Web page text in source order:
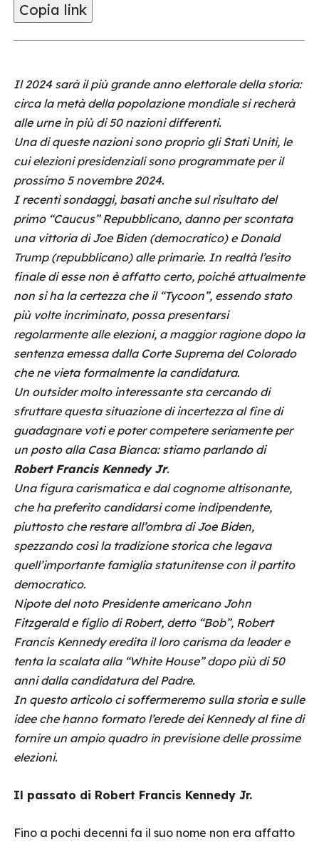
Copia link
Il 2024 sarà il più grande anno elettorale della storia:
circa la metà della popolazione mondiale si recherà
alle urne in più di 50 nazioni differenti.
Una di queste nazioni sono proprio gli Stati Uniti, le
cui elezioni presidenziali sono programmate per il
prossimo 5 novembre 2024.
I recenti sondaggi, basati anche sul risultato del
primo “Caucus” Repubblicano, danno per scontata
una vittoria di Joe Biden (democratico) e Donald
Trump (repubblicano) alle primarie. In realtà l’esito
finale di esse non è affatto certo, poiché attualmente
non si ha la certezza che il “Tycoon”, essendo stato
più volte incriminato, possa presentarsi
regolarmente alle elezioni, a maggior ragione dopo la
sentenza emessa dalla Corte Suprema del Colorado
che ne vieta formalmente la candidatura.
Un outsider molto interessante sta cercando di
sfruttare questa situazione di incertezza al fine di
guadagnare voti e poter competere seriamente per
un posto alla Casa Bianca: stiamo parlando di
Robert Francis Kennedy Jr.
Una figura carismatica e dal cognome altisonante,
che ha preferito candidarsi come indipendente,
piuttosto che restare all’ombra di Joe Biden,
spezzando così la tradizione storica che legava
quell’importante famiglia statunitense con il partito
democratico.
Nipote del noto Presidente americano John
Fitzgerald e figlio di Robert, detto “Bob”, Robert
Francis Kennedy eredita il loro carisma da leader e
tenta la scalata alla “White House” dopo più di 50
anni dalla candidatura del Padre.
In questo articolo ci soffermeremo sulla storia e sulle
idee che hanno formato l’erede dei Kennedy al fine di
fornire un ampio quadro in previsione delle prossime
elezioni.
Il passato di Robert Francis Kennedy Jr.
Fino a pochi decenni fa il suo nome non era affatto